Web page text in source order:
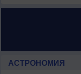
АСТРОНОМИЯ